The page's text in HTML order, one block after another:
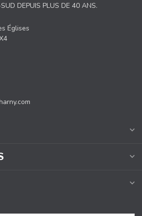
DEPUIS PLUS DE 40 ANS.
Églises